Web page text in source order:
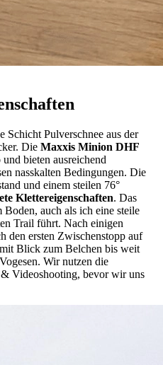
Schicht Pulverschnee aus der
Die Maxxis Minion DHF
bieten ausreichend
nasskalten Bedingungen. Die
und einem steilen 76°
Klettereigenschaften. Das
Boden, auch als ich eine steile
Trail führt. Nach einigen
den ersten Zwischenstopp auf
Blick zum Belchen bis weit
Wir nutzen die
Videoshooting, bevor wir uns